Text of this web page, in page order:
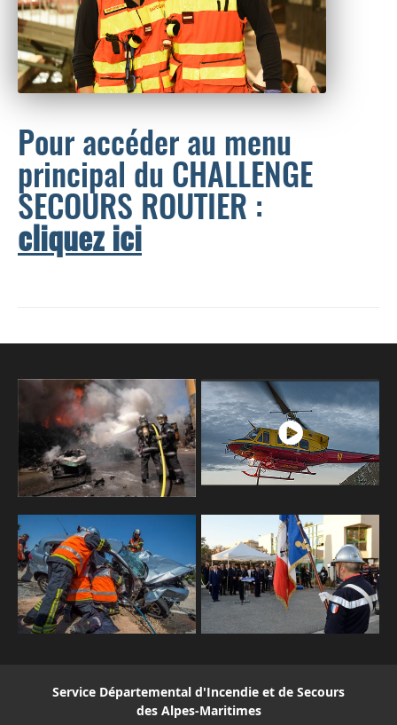
Pour accéder au menu
principal du CHALLENGE
SECOURS ROUTIER :
cliquez ici
Service Départemental d'Incendie et de Secours
des Alpes-Maritimes